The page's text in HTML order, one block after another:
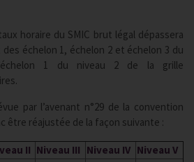
horaire du SMIC brut légal dépassera
échelon 1, échelon 2 et échelon 3 du
1 du niveau 2 de la grille
par l’avenant n°29 de la convention
être réajustée de la façon suivante :
II Niveau III Niveau IV Niveau V